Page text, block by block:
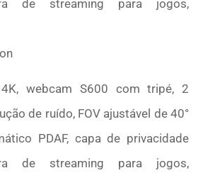
4K, webcam S600 com tripé, 2
de ruído, FOV ajustável de 40°
PDAF, capa de privacidade
de streaming para jogos,